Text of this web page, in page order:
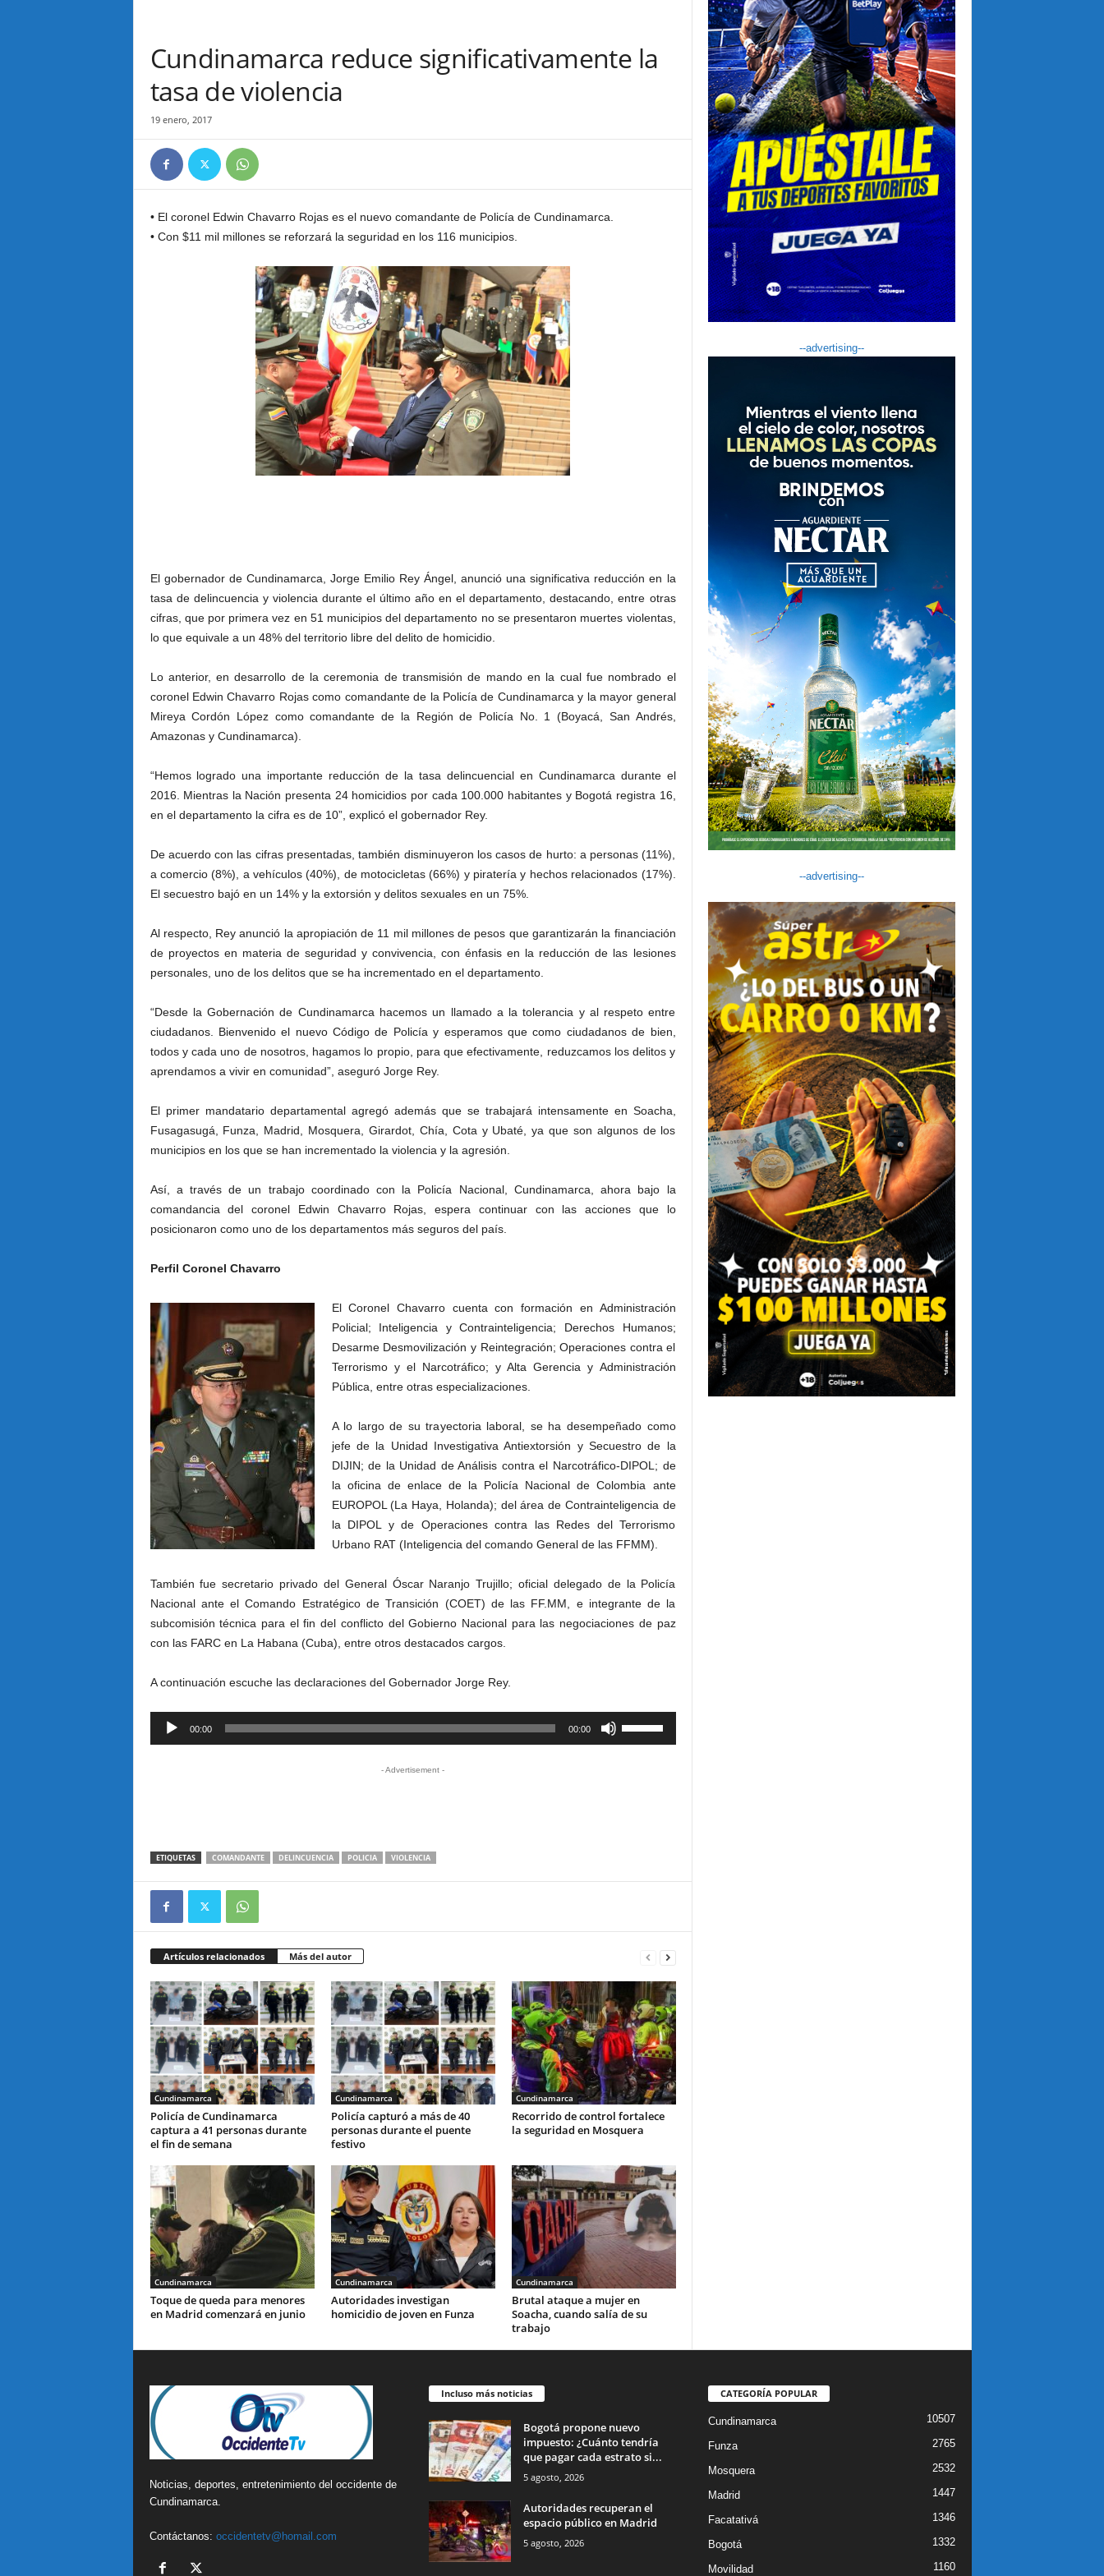
Cundinamarca reduce significativamente la
tasa de violencia
19 enero, 2017
• El coronel Edwin Chavarro Rojas es el nuevo comandante de Policía de Cundinamarca.
• Con $11 mil millones se reforzará la seguridad en los 116 municipios.
El gobernador de Cundinamarca, Jorge Emilio Rey Ángel, anunció una significativa reducción en la
tasa de delincuencia y violencia durante el último año en el departamento, destacando, entre otras
cifras, que por primera vez en 51 municipios del departamento no se presentaron muertes violentas,
lo que equivale a un 48% del territorio libre del delito de homicidio.
Lo anterior, en desarrollo de la ceremonia de transmisión de mando en la cual fue nombrado el
coronel Edwin Chavarro Rojas como comandante de la Policía de Cundinamarca y la mayor general
Mireya Cordón López como comandante de la Región de Policía No. 1 (Boyacá, San Andrés,
Amazonas y Cundinamarca).
“Hemos logrado una importante reducción de la tasa delincuencial en Cundinamarca durante el
2016. Mientras la Nación presenta 24 homicidios por cada 100.000 habitantes y Bogotá registra 16,
en el departamento la cifra es de 10”, explicó el gobernador Rey.
De acuerdo con las cifras presentadas, también disminuyeron los casos de hurto: a personas (11%),
a comercio (8%), a vehículos (40%), de motocicletas (66%) y piratería y hechos relacionados (17%).
El secuestro bajó en un 14% y la extorsión y delitos sexuales en un 75%.
Al respecto, Rey anunció la apropiación de 11 mil millones de pesos que garantizarán la financiación
de proyectos en materia de seguridad y convivencia, con énfasis en la reducción de las lesiones
personales, uno de los delitos que se ha incrementado en el departamento.
“Desde la Gobernación de Cundinamarca hacemos un llamado a la tolerancia y al respeto entre
ciudadanos. Bienvenido el nuevo Código de Policía y esperamos que como ciudadanos de bien,
todos y cada uno de nosotros, hagamos lo propio, para que efectivamente, reduzcamos los delitos y
aprendamos a vivir en comunidad”, aseguró Jorge Rey.
El primer mandatario departamental agregó además que se trabajará intensamente en Soacha,
Fusagasugá, Funza, Madrid, Mosquera, Girardot, Chía, Cota y Ubaté, ya que son algunos de los
municipios en los que se han incrementado la violencia y la agresión.
Así, a través de un trabajo coordinado con la Policía Nacional, Cundinamarca, ahora bajo la
comandancia del coronel Edwin Chavarro Rojas, espera continuar con las acciones que lo
posicionaron como uno de los departamentos más seguros del país.
Perfil Coronel Chavarro
El Coronel Chavarro cuenta con formación en Administración
Policial; Inteligencia y Contrainteligencia; Derechos Humanos;
Desarme Desmovilización y Reintegración; Operaciones contra el
Terrorismo y el Narcotráfico; y Alta Gerencia y Administración
Pública, entre otras especializaciones.
A lo largo de su trayectoria laboral, se ha desempeñado como
jefe de la Unidad Investigativa Antiextorsión y Secuestro de la
DIJIN; de la Unidad de Análisis contra el Narcotráfico-DIPOL; de
la oficina de enlace de la Policía Nacional de Colombia ante
EUROPOL (La Haya, Holanda); del área de Contrainteligencia de
la DIPOL y de Operaciones contra las Redes del Terrorismo
Urbano RAT (Inteligencia del comando General de las FFMM).
También fue secretario privado del General Óscar Naranjo Trujillo; oficial delegado de la Policía
Nacional ante el Comando Estratégico de Transición (COET) de las FF.MM, e integrante de la
subcomisión técnica para el fin del conflicto del Gobierno Nacional para las negociaciones de paz
con las FARC en La Habana (Cuba), entre otros destacados cargos.
A continuación escuche las declaraciones del Gobernador Jorge Rey.
Reproductor
00:00 00:00
o
- Advertisement -
ETIQUETAS COMANDANTE DELINCUENCIA POLICIA VIOLENCIA
Artículos relacionados Más del autor
Cundinamarca
Policía de Cundinamarca
captura a 41 personas durante
el fin de semana
Cundinamarca
Policía capturó a más de 40
personas durante el puente
festivo
Cundinamarca
Recorrido de control fortalece
la seguridad en Mosquera
Cundinamarca
Toque de queda para menores
en Madrid comenzará en junio
Cundinamarca
Autoridades investigan
homicidio de joven en Funza
Cundinamarca
Brutal ataque a mujer en
Soacha, cuando salía de su
trabajo
--advertising--
--advertising--
Noticias, deportes, entretenimiento del occidente de
Cundinamarca.
Contáctanos: occidentetv@homail.com
Incluso más noticias
Bogotá propone nuevo
impuesto: ¿Cuánto tendría
que pagar cada estrato si...
5 agosto, 2026
Autoridades recuperan el
espacio público en Madrid
5 agosto, 2026
CATEGORÍA POPULAR
Cundinamarca 10507
Funza 2765
Mosquera 2532
Madrid 1447
Facatativá 1346
Bogotá 1332
Movilidad 1160